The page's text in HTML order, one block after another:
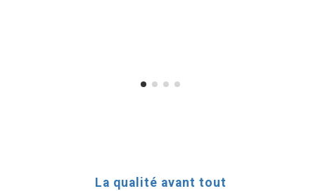
La qualité avant tout